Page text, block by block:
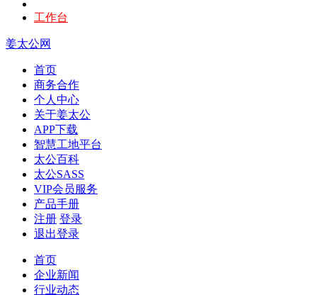
工作台
姜太公网
首页
商务合作
个人中心
关于姜太公
APP下载
智慧工地平台
太公百科
太公SASS
VIP会员服务
产品手册
注册 登录
退出登录
首页
企业新闻
行业动态